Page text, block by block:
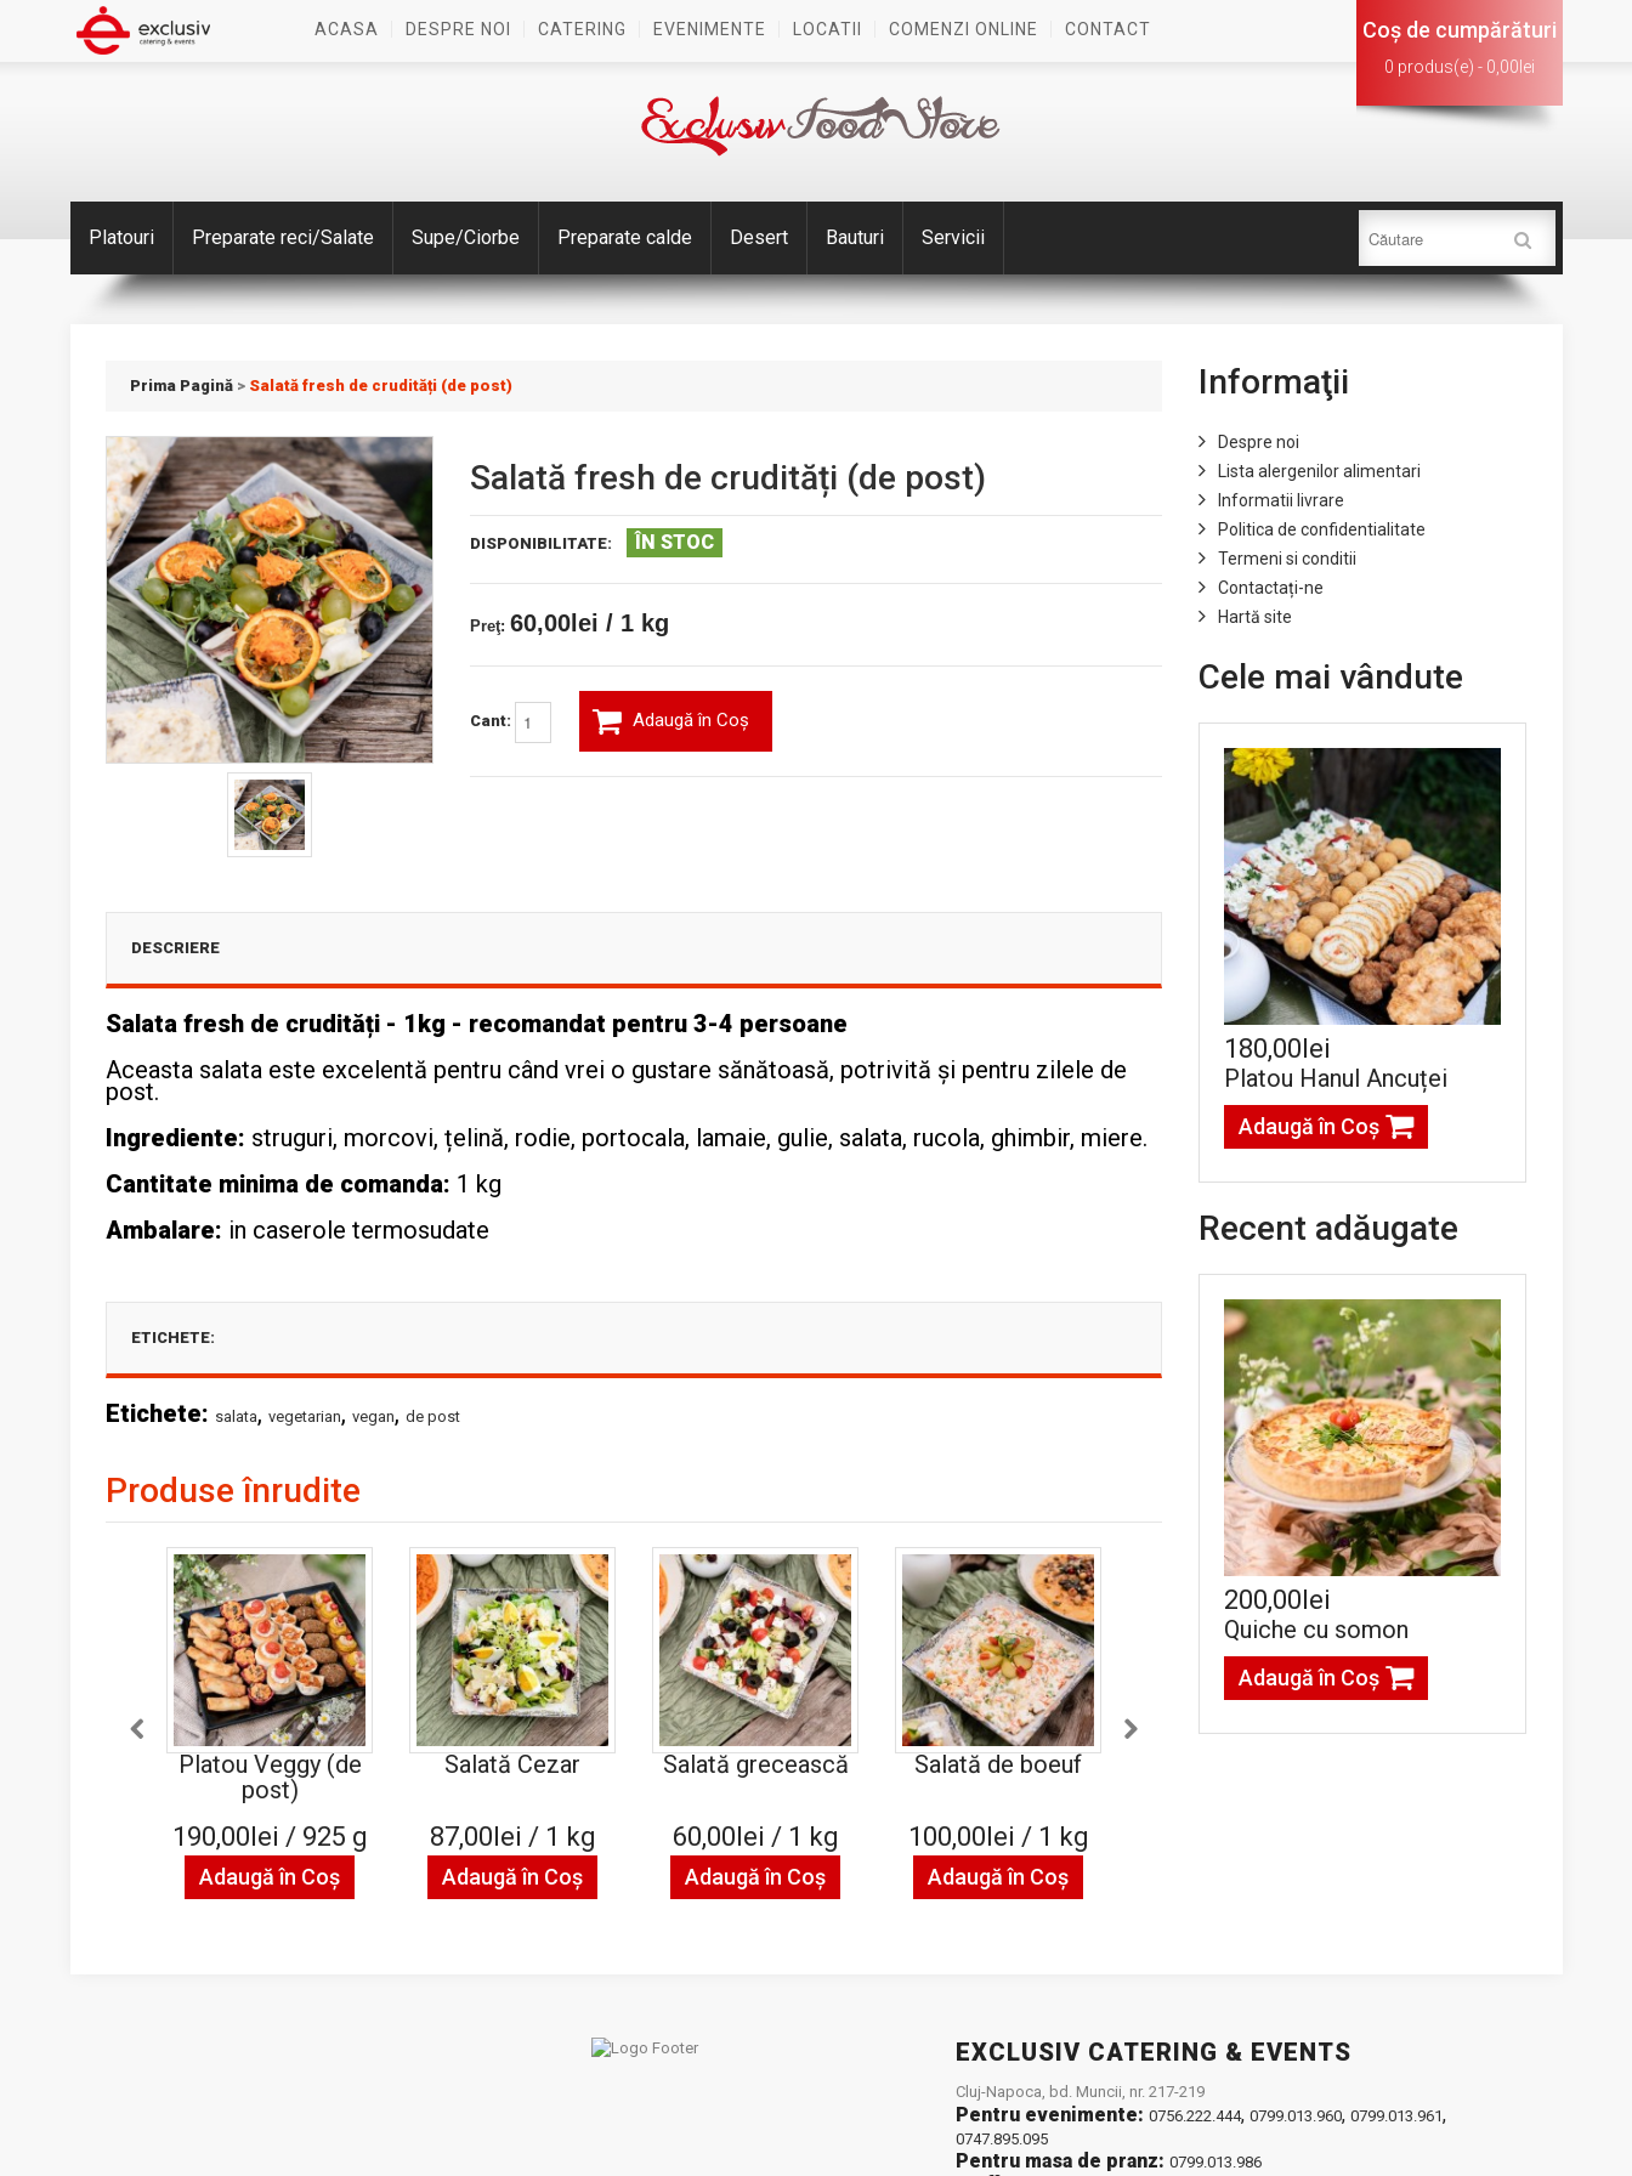
Coş de cumpărături
0 produs(e) - 0,00lei
ACASA DESPRE NOI CATERING EVENIMENTE LOCATII COMENZI ONLINE CONTACT
Platouri Preparate reci/Salate Supe/Ciorbe Preparate calde Desert Bauturi Servicii
Prima Pagină > Salată fresh de crudități (de post)
Salată fresh de crudități (de post)
DISPONIBILITATE: ÎN STOC
Preţ: 60,00lei / 1 kg
Cant: Adaugă în Coş
DESCRIERE
Salata fresh de crudități - 1kg - recomandat pentru 3-4 persoane
Aceasta salata este excelentă pentru când vrei o gustare sănătoasă, potrivită și pentru zilele de
post.
Ingrediente: struguri, morcovi, țelină, rodie, portocala, lamaie, gulie, salata, rucola, ghimbir, miere.
Cantitate minima de comanda: 1 kg
Ambalare: in caserole termosudate
ETICHETE:
Etichete: salata, vegetarian, vegan, de post
Produse înrudite
Platou Veggy (de
post)
190,00lei / 925 g
Adaugă în Coş
Salată Cezar
87,00lei / 1 kg
Adaugă în Coş
Salată grecească
60,00lei / 1 kg
Adaugă în Coş
Salată de boeuf
100,00lei / 1 kg
Adaugă în Coş
Informaţii
Despre noi
Lista alergenilor alimentari
Informatii livrare
Politica de confidentialitate
Termeni si conditii
Contactați-ne
Hartă site
Cele mai vândute
180,00lei
Platou Hanul Ancuței
Adaugă în Coş
Recent adăugate
200,00lei
Quiche cu somon
Adaugă în Coş
EXCLUSIV CATERING & EVENTS
Cluj-Napoca, bd. Muncii, nr. 217-219
Pentru evenimente: 0756.222.444, 0799.013.960, 0799.013.961,
0747.895.095
Pentru masa de pranz: 0799.013.986